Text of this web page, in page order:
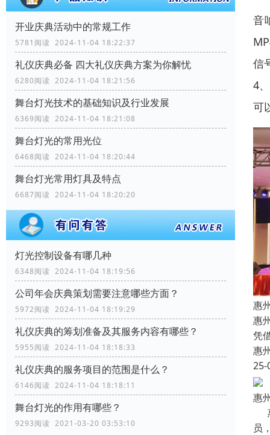
开业庆典活动中的常规工作
5781阅读 2024-11-04 18:22:37
礼仪庆典必备 四大礼仪庆典方案为你解忧
6280阅读 2024-11-04 18:21:56
舞台灯光技术的基础知识及行业发展
6369阅读 2024-11-04 18:21:08
舞台灯光的常用光位
6468阅读 2024-11-04 18:20:44
舞台灯光常用灯具及特点
6687阅读 2024-11-04 18:20:20
灯光控制设备有哪几种
6348阅读 2024-11-04 18:19:56
公司年会庆典策划需要注意哪些方面？
5972阅读 2024-11-04 18:19:29
礼仪庆典的筹划准备及其服务内容有哪些？
5955阅读 2024-11-04 18:18:33
礼仪庆典的服务项目的范围是什么？
6146阅读 2024-11-04 18:18:11
舞台灯光的作用有哪些？
9293阅读 2021-03-20 03:53:10
音
信
4
可
惠
惠
凭
惠
25-
惠
员